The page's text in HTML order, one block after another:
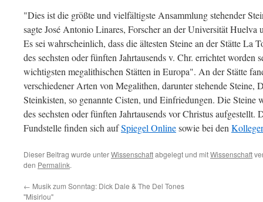
"Dies ist die größte und vielfältigste Ansammlung stehender
sagte José Antonio Linares, Forscher an der Universität Huelva
Es sei wahrscheinlich, dass die ältesten Steine an der Stätte La
des sechsten oder fünften Jahrtausends v. Chr. errichtet worden
wichtigsten megalithischen Stätten in Europa". An der Stätte
verschiedener Arten von Megalithen, darunter stehende Steine,
Steinkisten, so genannte Cisten, und Einfriedungen. Die
des sechsten oder fünften Jahrtausends vor Christus aufgestellt.
Fundstelle finden sich aufSpiegel Onlinesowie bei den
Dieser Beitrag wurde unterWissenschaftabgelegt und mitWissenschaft
den Permalink.
← Musik zum Sonntag: Dick Dale & The Del Tones
"Misirlou"